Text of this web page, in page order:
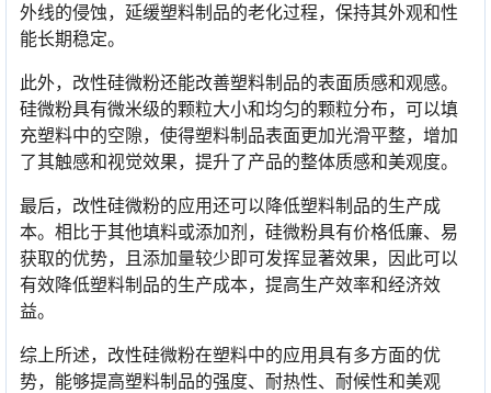
外线的侵蚀，延缓塑料制品的老化过程，保持其外观和性
能长期稳定。
此外，改性硅微粉还能改善塑料制品的表面质感和观感。
硅微粉具有微米级的颗粒大小和均匀的颗粒分布，可以填
充塑料中的空隙，使得塑料制品表面更加光滑平整，增加
了其触感和视觉效果，提升了产品的整体质感和美观度。
最后，改性硅微粉的应用还可以降低塑料制品的生产成
本。相比于其他填料或添加剂，硅微粉具有价格低廉、易
获取的优势，且添加量较少即可发挥显著效果，因此可以
有效降低塑料制品的生产成本，提高生产效率和经济效
益。
综上所述，改性硅微粉在塑料中的应用具有多方面的优
势，能够提高塑料制品的强度、耐热性、耐候性和美观